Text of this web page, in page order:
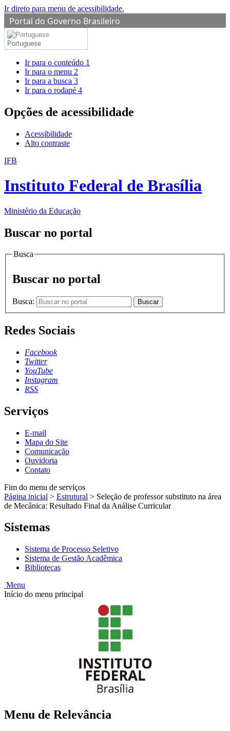
Ir direto para menu de acessibilidade.
Portal do Governo Brasileiro
Portuguese
Ir para o conteúdo 1
Ir para o menu 2
Ir para a busca 3
Ir para o rodapé 4
Opções de acessibilidade
Acessibilidade
Alto contraste
IFB
Instituto Federal de Brasília
Ministério da Educação
Buscar no portal
Busca
Buscar no portal
Busca: Buscar
Redes Sociais
Facebook
Twitter
YouTube
Instagram
RSS
Serviços
E-mail
Mapa do Site
Comunicação
Ouvidoria
Contato
Fim do menu de serviços
Página inicial > Estrutural > Seleção de professor substituto na área
de Mecânica: Resultado Final da Análise Curricular
Sistemas
Sistema de Processo Seletivo
Sistema de Gestão Acadêmica
Bibliotecas
Menu
Início do menu principal
Menu de Relevância